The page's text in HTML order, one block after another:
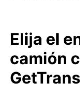
Elija el
camión